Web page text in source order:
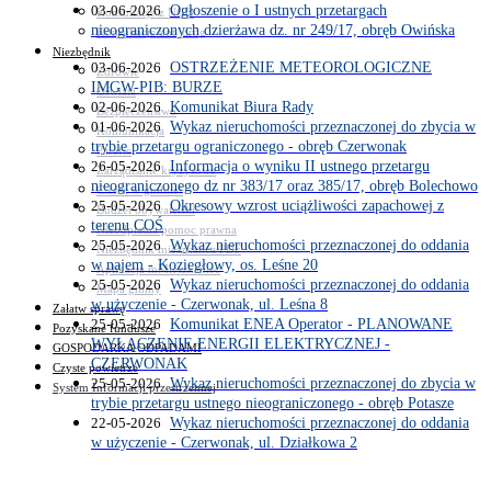
Konsultacje z NGO
Konsultacje dot. dróg
Niezbędnik
Zdrowie
Oświata
Bezpieczeństwo
Komunikacja
Parafie
Zarządzanie kryzysowe
C.ześć w gminie!
Budżet obywatelski
Nieodpłatna pomoc prawna
Niezbędnik mieszkańca PDF
Aplikacja mMieszkaniec
Mapa gminy
Załatw sprawę
Pozyskane fundusze
GOSPODARKA ODPADAMI
Czyste powietrze
System Informacji przestrzennej
03-06-2026 Ogłoszenie o I ustnych przetargach
nieograniczonych dzierżawa dz. nr 249/17, obręb Owińska
03-06-2026 OSTRZEŻENIE METEOROLOGICZNE
IMGW-PIB: BURZE
02-06-2026 Komunikat Biura Rady
01-06-2026 Wykaz nieruchomości przeznaczonej do zbycia w
trybie przetargu ograniczonego - obręb Czerwonak
26-05-2026 Informacja o wyniku II ustnego przetargu
nieograniczonego dz nr 383/17 oraz 385/17, obręb Bolechowo
25-05-2026 Okresowy wzrost uciążliwości zapachowej z
terenu COŚ
25-05-2026 Wykaz nieruchomości przeznaczonej do oddania
w najem - Koziegłowy, os. Leśne 20
25-05-2026 Wykaz nieruchomości przeznaczonej do oddania
w użyczenie - Czerwonak, ul. Leśna 8
25-05-2026 Komunikat ENEA Operator - PLANOWANE
WYŁĄCZENIE ENERGII ELEKTRYCZNEJ -
CZERWONAK
25-05-2026 Wykaz nieruchomości przeznaczonej do zbycia w
trybie przetargu ustnego nieograniczonego - obręb Potasze
22-05-2026 Wykaz nieruchomości przeznaczonej do oddania
w użyczenie - Czerwonak, ul. Działkowa 2